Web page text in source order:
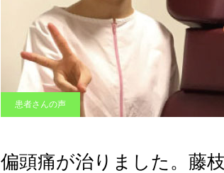
患者さんの声
偏頭痛が治りました。藤